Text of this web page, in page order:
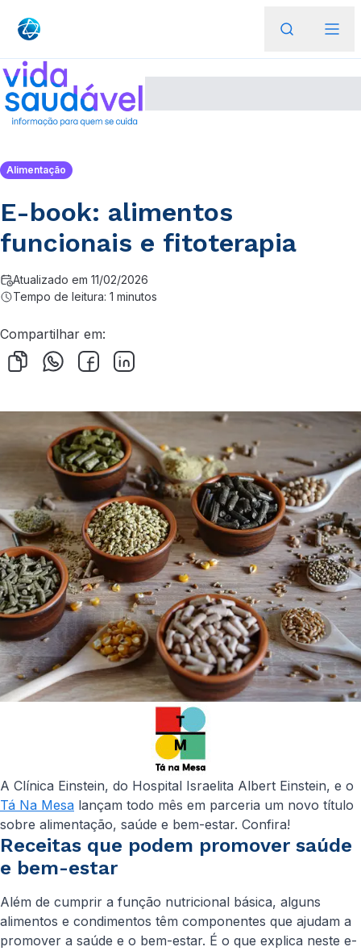
Alimentação
E-book: alimentos
funcionais e fitoterapia
Atualizado em 11/02/2026
Tempo de leitura: 1 minutos
Compartilhar em:
A Clínica Einstein, do Hospital Israelita Albert Einstein, e o
Tá Na Mesa lançam todo mês em parceria um novo título
sobre alimentação, saúde e bem-estar. Confira!
Receitas que podem promover saúde
e bem-estar
Além de cumprir a função nutricional básica, alguns
alimentos e condimentos têm componentes que ajudam a
promover a saúde e o bem-estar. É o que explica neste e-